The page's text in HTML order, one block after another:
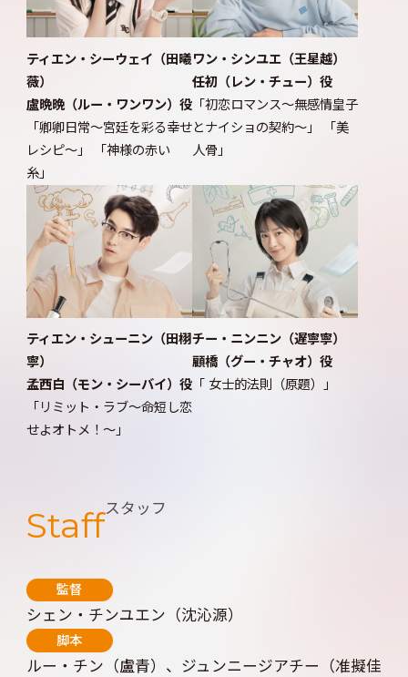
ティエン・シーウェイ（田曦
薇）
盧晩晩（ルー・ワンワン）役
「卿卿日常～宮廷を彩る幸せ
レシピ～」 「神様の赤い
糸」
ワン・シンユエ（王星越）
任初（レン・チュー）役
「初恋ロマンス～無感情皇子
とナイショの契約～」 「美
人骨」
ティエン・シューニン（田栩
寧）
孟西白（モン・シーバイ）役
「リミット・ラブ～命短し恋
せよオトメ！～」
チー・ニンニン（遅寧寧）
顧橋（グー・チャオ）役
「 女士的法則（原題）」
Staffスタッフ
監督
シェン・チンユエン（沈沁源）
脚本
ルー・チン（盧青）、ジュンニージアチー（准擬佳